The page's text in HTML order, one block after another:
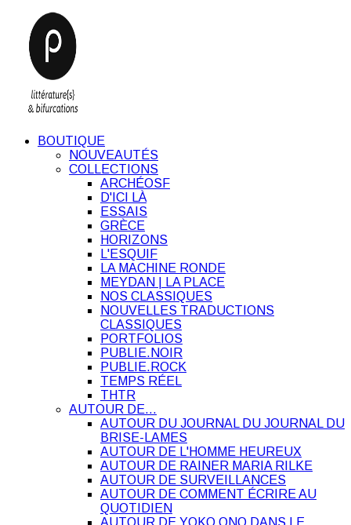
BOUTIQUE
NOUVEAUTÉS
COLLECTIONS
ARCHÉOSF
D'ICI LÀ
ESSAIS
GRÈCE
HORIZONS
L'ESQUIF
LA MACHINE RONDE
MEYDAN | LA PLACE
NOS CLASSIQUES
NOUVELLES TRADUCTIONS
CLASSIQUES
PORTFOLIOS
PUBLIE.NOIR
PUBLIE.ROCK
TEMPS RÉEL
THTR
AUTOUR DE…
AUTOUR DU JOURNAL DU JOURNAL DU
BRISE-LAMES
AUTOUR DE L'HOMME HEUREUX
AUTOUR DE RAINER MARIA RILKE
AUTOUR DE SURVEILLANCES
AUTOUR DE COMMENT ÉCRIRE AU
QUOTIDIEN
AUTOUR DE YOKO ONO DANS LE